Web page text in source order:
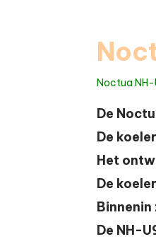
Noctua NH-
De
De
Het
De
De NH-